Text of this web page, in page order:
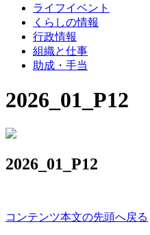
ライフイベント
くらしの情報
行政情報
組織と仕事
助成・手当
2026_01_P12
2026_01_P12
コンテンツ本文の先頭へ戻る